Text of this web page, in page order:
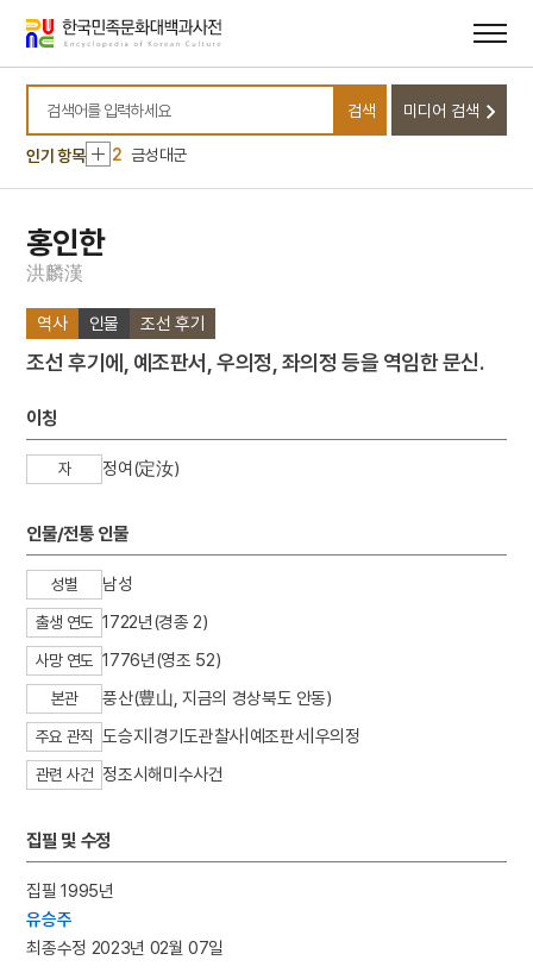
바로가기
바로가기
검색어를 입력하세요
검색 미디어 검색
인기 항목
10 강릉 방해정
1 최장학
2 금성대군
3 송순
7
미인도
8
세조
10 강릉 방해정
1 최장학
3
4
5 강화도조약
6 고양 송포 백송
7
미인도
8
세조
홍인한
洪麟漢
역사 인물 조선 후기
조선 후기에, 예조판서, 우의정, 좌의정 등을 역임한 문신.
이칭
자 정여(定汝)
인물/전통 인물
성별 남성
출생 연도 1722년(경종 2)
사망 연도 1776년(영조 52)
본관 풍산(豊山, 지금의 경상북도 안동)
주요 관직 도승지|경기도관찰사|예조판서|우의정
관련 사건 정조시해미수사건
집필 및 수정
집필 1995년
유승주
최종수정 2023년 02월 07일